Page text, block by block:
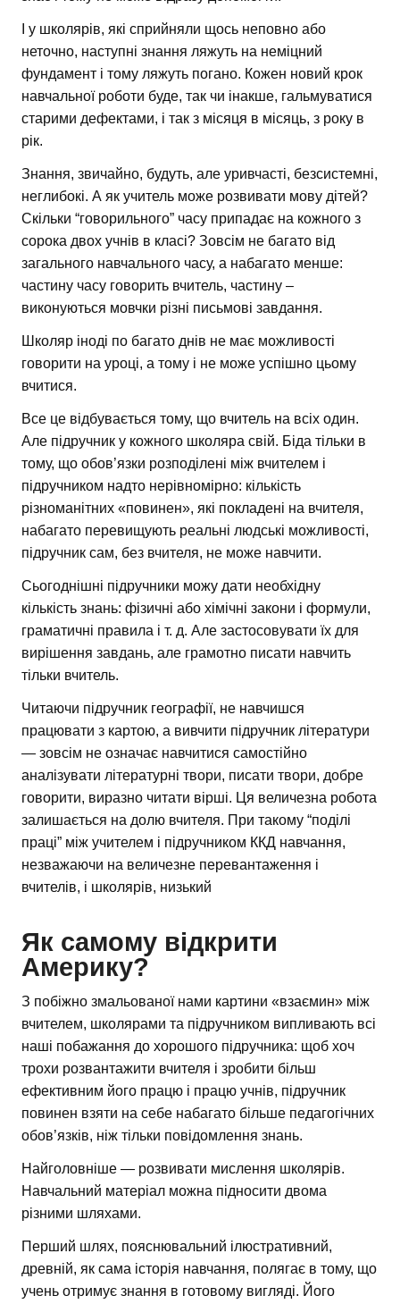
І у школярів, які сприйняли щось неповно або
неточно, наступні знання ляжуть на неміцний
фундамент і тому ляжуть погано. Кожен новий крок
навчальної роботи буде, так чи інакше, гальмуватися
старими дефектами, і так з місяця в місяць, з року в
рік.
Знання, звичайно, будуть, але уривчасті, безсистемні,
неглибокі. А як учитель може розвивати мову дітей?
Скільки “говорильного” часу припадає на кожного з
сорока двох учнів в класі? Зовсім не багато від
загального навчального часу, а набагато менше:
частину часу говорить вчитель, частину –
виконуються мовчки різні письмові завдання.
Школяр іноді по багато днів не має можливості
говорити на уроці, а тому і не може успішно цьому
вчитися.
Все це відбувається тому, що вчитель на всіх один.
Але підручник у кожного школяра свій. Біда тільки в
тому, що обов’язки розподілені між вчителем і
підручником надто нерівномірно: кількість
різноманітних «повинен», які покладені на вчителя,
набагато перевищують реальні людські можливості,
підручник сам, без вчителя, не може навчити.
Сьогоднішні підручники можу дати необхідну
кількість знань: фізичні або хімічні закони і формули,
граматичні правила і т. д. Але застосовувати їх для
вирішення завдань, але грамотно писати навчить
тільки вчитель.
Читаючи підручник географії, не навчишся
працювати з картою, а вивчити підручник літератури
— зовсім не означає навчитися самостійно
аналізувати літературні твори, писати твори, добре
говорити, виразно читати вірші. Ця величезна робота
залишається на долю вчителя. При такому “поділі
праці” між учителем і підручником ККД навчання,
незважаючи на величезне перевантаження і
вчителів, і школярів, низький
Як самому відкрити
Америку?
З побіжно змальованої нами картини «взаємин» між
вчителем, школярами та підручником випливають всі
наші побажання до хорошого підручника: щоб хоч
трохи розвантажити вчителя і зробити більш
ефективним його працю і працю учнів, підручник
повинен взяти на себе набагато більше педагогічних
обов’язків, ніж тільки повідомлення знань.
Найголовніше — розвивати мислення школярів.
Навчальний матеріал можна підносити двома
різними шляхами.
Перший шлях, пояснювальний ілюстративний,
древній, як сама історія навчання, полягає в тому, що
учень отримує знання в готовому вигляді. Його